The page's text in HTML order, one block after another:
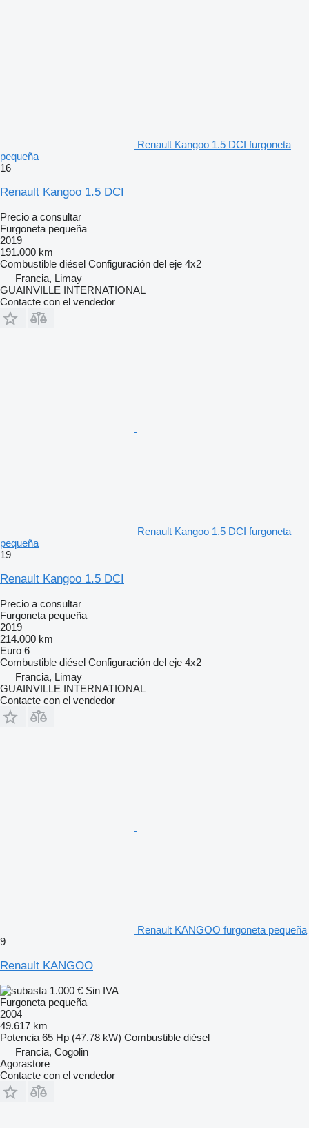
Renault Kangoo 1.5 DCI furgoneta
pequeña
16
Renault Kangoo 1.5 DCI
Precio a consultar
Furgoneta pequeña
2019
191.000 km
Combustible diésel Configuración del eje 4x2
Francia, Limay
GUAINVILLE INTERNATIONAL
Contacte con el vendedor
Renault Kangoo 1.5 DCI furgoneta
pequeña
19
Renault Kangoo 1.5 DCI
Precio a consultar
Furgoneta pequeña
2019
214.000 km
Euro 6
Combustible diésel Configuración del eje 4x2
Francia, Limay
GUAINVILLE INTERNATIONAL
Contacte con el vendedor
Renault KANGOO furgoneta pequeña
9
Renault KANGOO
1.000 € Sin IVA
Furgoneta pequeña
2004
49.617 km
Potencia 65 Hp (47.78 kW) Combustible diésel
Francia, Cogolin
Agorastore
Contacte con el vendedor